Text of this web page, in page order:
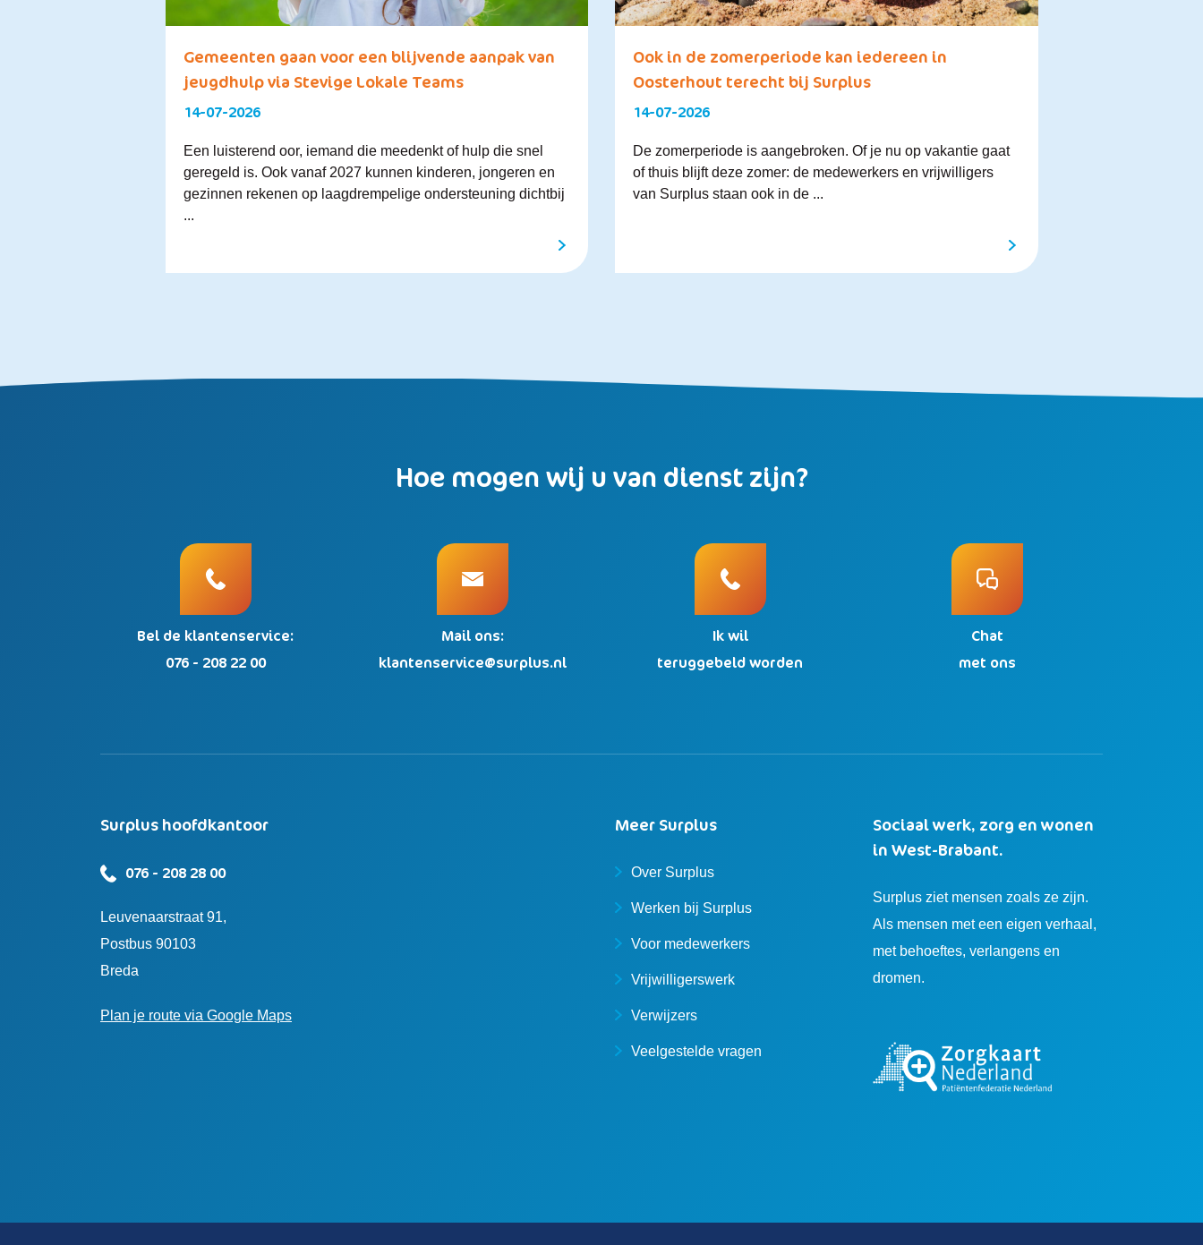
Gemeenten gaan voor een blijvende aanpak van
jeugdhulp via Stevige Lokale Teams
14-07-2026
Een luisterend oor, iemand die meedenkt of hulp die snel
geregeld is. Ook vanaf 2027 kunnen kinderen, jongeren en
gezinnen rekenen op laagdrempelige ondersteuning dichtbij
...
Ook in de zomerperiode kan iedereen in
Oosterhout terecht bij Surplus
14-07-2026
De zomerperiode is aangebroken. Of je nu op vakantie gaat
of thuis blijft deze zomer: de medewerkers en vrijwilligers
van Surplus staan ook in de ...
Hoe mogen wij u van dienst zijn?
Bel de klantenservice:
076 - 208 22 00
Mail ons:
klantenservice@surplus.nl
Ik wil
teruggebeld worden
Chat
met ons
Surplus hoofdkantoor
076 - 208 28 00
Leuvenaarstraat 91,
Postbus 90103
Breda
Plan je route via Google Maps
Meer Surplus
Over Surplus
Werken bij Surplus
Voor medewerkers
Vrijwilligerswerk
Verwijzers
Veelgestelde vragen
Sociaal werk, zorg en wonen
in West-Brabant.
Surplus ziet mensen zoals ze zijn.
Als mensen met een eigen verhaal,
met behoeftes, verlangens en
dromen.